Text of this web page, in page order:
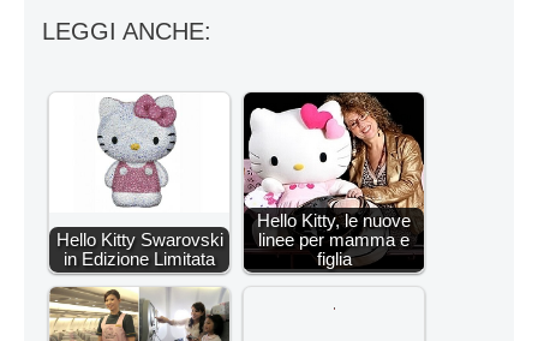
LEGGI ANCHE:
Hello Kitty Swarovski
in Edizione Limitata
Hello Kitty, le nuove
linee per mamma e
figlia